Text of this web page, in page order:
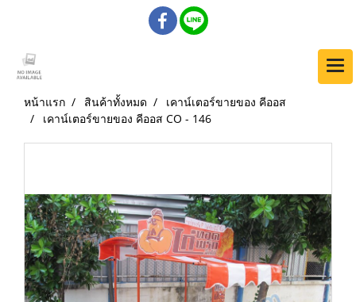
หน้าแรก สินค้าทั้งหมด
เคาน์เตอร์ขายของ คีออส
เคาน์เตอร์ขายของ คีออส CO - 146